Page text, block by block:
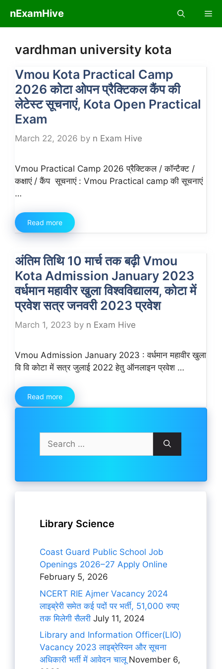
content
nExamHive
vardhman university kota
Vmou Kota Practical Camp
2026 कोटा ओपन प्रैक्टिकल कैंप की
लेटेस्ट सूचनाएं, Kota Open Practical
Exam
March 22, 2026 by n Exam Hive
Vmou Practical Camp 2026 प्रैक्टिकल / कॉन्टैक्ट /
कक्षाएं / कैंप सूचनाएं : Vmou Practical camp की सूचनाएं
…
Read more
अंतिम तिथि 10 मार्च तक बढ़ी Vmou
Kota Admission January 2023
वर्धमान महावीर खुला विश्वविद्यालय, कोटा में
प्रवेश सत्र जनवरी 2023 प्रवेश
March 1, 2023 by n Exam Hive
Vmou Admission January 2023 : वर्धमान महावीर खुला
वि वि कोटा में सत्र जुलाई 2022 हेतु ऑनलाइन प्रवेश …
Read more
Search
for:
Library Science
Coast Guard Public School Job
Openings 2026–27 Apply Online
February 5, 2026
NCERT RIE Ajmer Vacancy 2024
लाइब्रेरी समेत कई पदों पर भर्ती, 51,000 रुपए
तक मिलेगी सैलरी July 11, 2024
Library and Information Officer(LIO)
Vacancy 2023 लाइब्रेरियन और सूचना
अधिकारी भर्ती में आवेदन चालूNovember 6,